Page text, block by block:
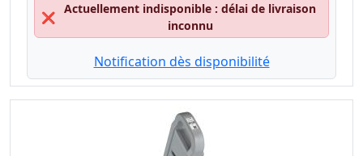
❌
Actuellement indisponible : délai de livraison
inconnu
Notification dès disponibilité